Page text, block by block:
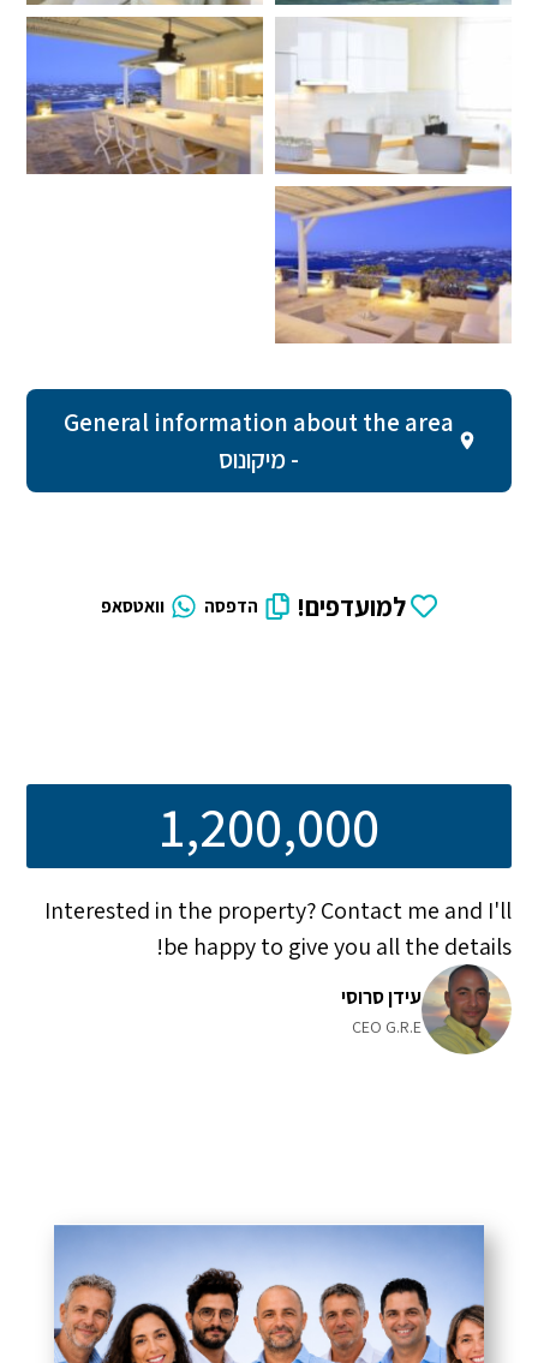
General information about the area
- מיקונוס
למועדפים! הדפסה וואטסאפ
1,200,000
Interested in the property? Contact me and I'll
be happy to give you all the details!
עידן סרוסי
CEO G.R.E